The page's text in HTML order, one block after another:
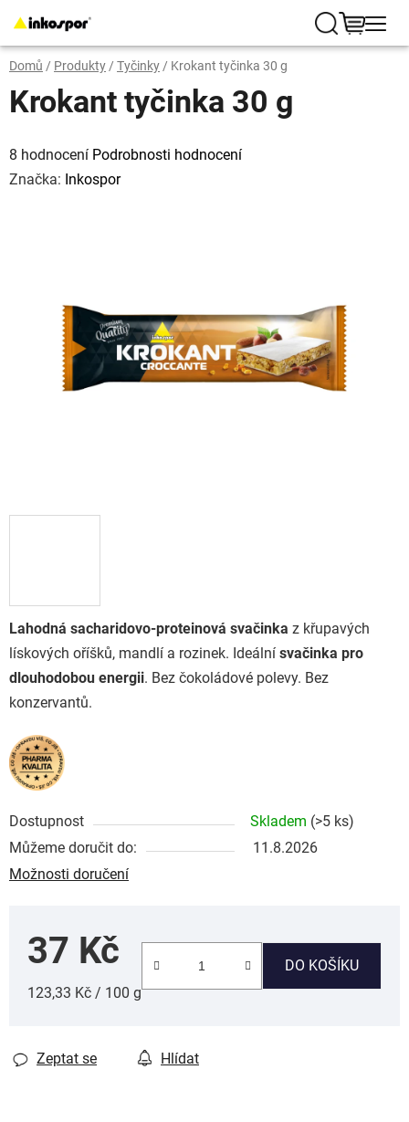
na
obsah
Hledat
Domů / Produkty/ Tyčinky/ Krokant tyčinka 30 g
Lahodná sacharidovo-proteinová svačinka z křupavých
lískových oříšků, mandlí a rozinek. Ideální svačinka pro
dlouhodobou energii. Bez čokoládové polevy. Bez
konzervantů.
Dostupnost Skladem (>5 ks)
Můžeme doručit do:
11.8.2026
Možnosti doručení
37 Kč
Měrná cena:
123,33 Kč / 100 g
DO KOŠÍKU
Zeptat se Hlídat
Krokant tyčinka 30 g
hodnocení
produktu
je
5,0
8 hodnocení Podrobnosti hodnocení
Značka: Inkospor